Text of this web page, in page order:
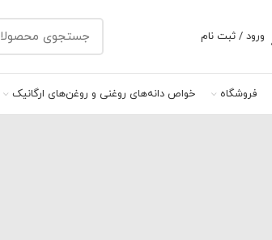
ورود / ثبت نام
فروشگاه خواص دانه‌های روغنی و روغن‌های ارگانیک